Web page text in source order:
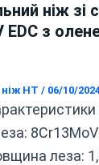
ніж зі
EDC з
HT / 06/10/
леза: